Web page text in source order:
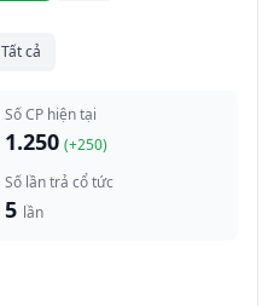
Tất cả
Số CP hiện tại
1.250 (+250)
Số lần trả cổ tức
5 lần